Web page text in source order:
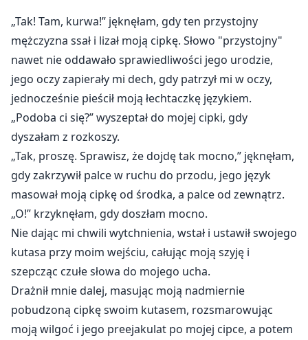
"Cholera!" westchnąłem, zauważając, że jestem w
ludzkiej formie.
Aria Morales była obciążona ekstremalnym pechem.
Był tak intensywny, że wszędzie, gdzie szła, nosiła ze
sobą bandaże, ponieważ zawsze uderzała się w nogę
lub czasami padała twarzą na ziemię. Porzucona przez
rodzinę, walczyła, aby ukończyć studia, ale nikt nie
chciał jej zatrudnić z powodu jej niezdarności.
Niechciana, pechowa i sfrustrowana, postanawia
spróbować jeszcze raz zmienić swoje szczęście.
Wtedy spotkała Alarica Denvera.
Alaric Denver to typowy miliarder i właściciel Legacy
Empire, ale za tą fasadą kryje się demon; inkubus i
Książę Piekła. Był demonem seksu, ale tylko dawał
przyjemność, rzadko ją otrzymując. Jest również
defektem, pół demonem, pół człowiekiem, więc
„Tak! Tam, kurwa!” jęknęłam, gdy ten przystojny
mężczyzna ssał i lizał moją cipkę. Słowo "przystojny"
nawet nie oddawało sprawiedliwości jego urodzie,
jego oczy zapierały mi dech, gdy patrzył mi w oczy,
jednocześnie pieścił moją łechtaczkę językiem.
„Podoba ci się?” wyszeptał do mojej cipki, gdy
dyszałam z rozkoszy.
„Tak, proszę. Sprawisz, że dojdę tak mocno,” jęknęłam,
gdy zakrzywił palce w ruchu do przodu, jego język
masował moją cipkę od środka, a palce od zewnątrz.
„O!” krzyknęłam, gdy doszłam mocno.
Nie dając mi chwili wytchnienia, wstał i ustawił swojego
kutasa przy moim wejściu, całując moją szyję i
szepcząc czułe słowa do mojego ucha.
Drażnił mnie dalej, masując moją nadmiernie
pobudzoną cipkę swoim kutasem, rozsmarowując
moją wilgoć i jego preejakulat po mojej cipce, a potem